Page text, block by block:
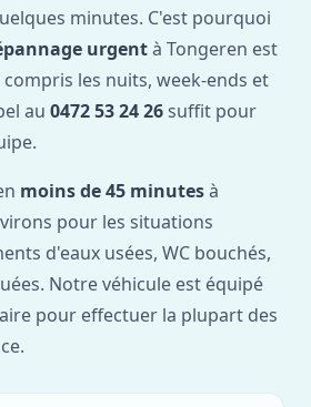
minutes. C'est pourquoi
urgentà Tongeren est
compris les nuits, week-ends et
au 0472 53 24 26 suffit pour
moins de 45 minutesà
pour les situations
d'eaux usées, WC bouchés,
Notre véhicule est équipé
pour effectuer la plupart des